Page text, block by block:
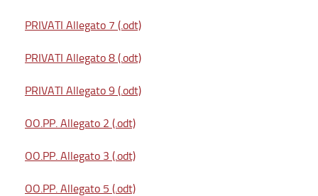
PRIVATI Allegato 7 (.odt)
PRIVATI Allegato 8 (.odt)
PRIVATI Allegato 9 (.odt)
OO.PP. Allegato 2 (.odt)
OO.PP. Allegato 3 (.odt)
OO.PP. Allegato 5 (.odt)